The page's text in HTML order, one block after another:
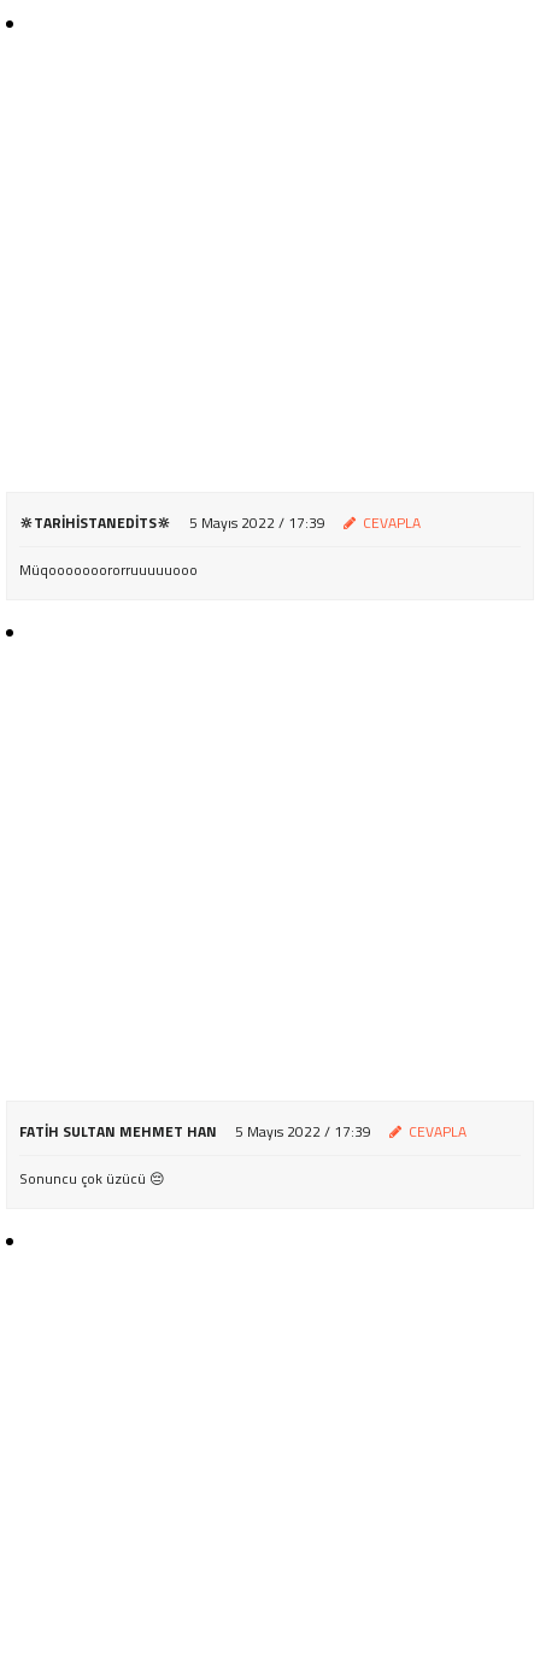
🔆TARIHISTANEDITS🔆 5 Mayıs 2022 / 17:39 CEVAPLA
Müqooooooororruuuuuooo
FATIH SULTAN MEHMET HAN 5 Mayıs 2022 / 17:39 CEVAPLA
Sonuncu çok üzücü 😔